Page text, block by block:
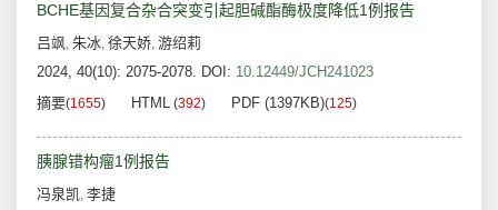
BCHE基因复合杂合突变引起胆碱酯酶极度降低1例报告
吕飒, 朱冰, 徐天娇, 游绍莉
2024, 40(10): 2075-2078. DOI: 10.12449/JCH241023
摘要(1655) HTML (392) PDF (1397KB)(125)
胰腺错构瘤1例报告
冯泉凯, 李捷